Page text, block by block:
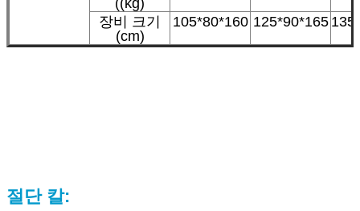
((kg)
장비 크기
(cm)
105*80*160 125*90*165
절단 칼: